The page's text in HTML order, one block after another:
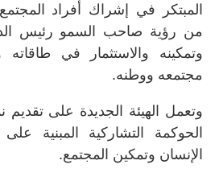
المبتكر في إشراك أفراد
من رؤية صاحب السمو رئيس
وتمكينه والاستثمار في
مجتمعه ووطنه.
وتعمل الهيئة الجديدة على
الحوكمة التشاركية المبنية على
الإنسان وتمكين المجتمع.